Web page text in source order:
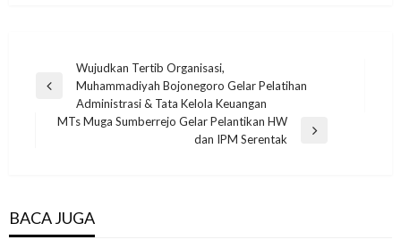
navigation
Previous
Wujudkan Tertib Organisasi,
Muhammadiyah Bojonegoro Gelar Pelatihan
Administrasi & Tata Kelola Keuangan
MTs Muga Sumberrejo Gelar Pelantikan HW
dan IPM Serentak
BACA JUGA